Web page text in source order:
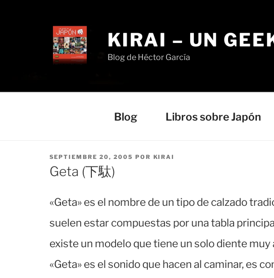
KIRAI – UN
Blog de Héctor García
Blog Libros sobre Japón
PUBLICADO
EL
SEPTIEMBRE 20, 2005 POR KIRAI
Geta (下駄)
«Geta» es el nombre de un tipo de calzado
suelen estar compuestas por una tabla
existe un modelo que tiene un solo diente
«Geta» es el sonido que hacen al caminar, es